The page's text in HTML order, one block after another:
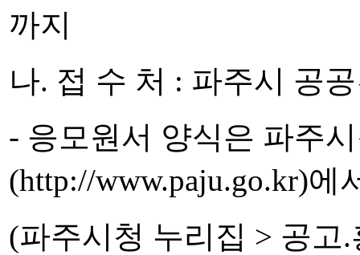
까지
나. 접 수 처 : 파주시 공
- 응모원서 양식은 파주
(http://www.paju.go.kr)에
(파주시청 누리집 > 공고